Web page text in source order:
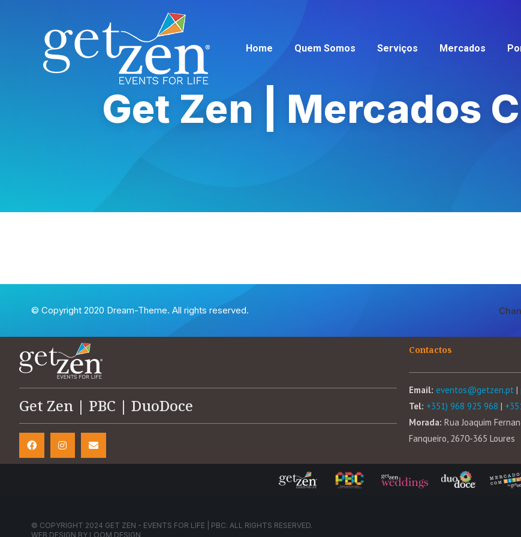
Home Quem Somos Serviços Mercados
Get Zen | Mercados
© Copyright 2020 Dream-Theme. All rights reserved.
Get Zen | PBC | DuoDoce
Contactos
Email: eventos@getzen.pt |
Tel: +351) 968 925 968 |
Morada: Rua Joaquim
Fanqueiro, 2670-365 Loures
© COPYRIGHT 2024 GET ZEN - EVENTS FOR LIFE | PBC. ALL RIGHTS RESERVED.
WEB DESIGN BY LOOM DESIGN